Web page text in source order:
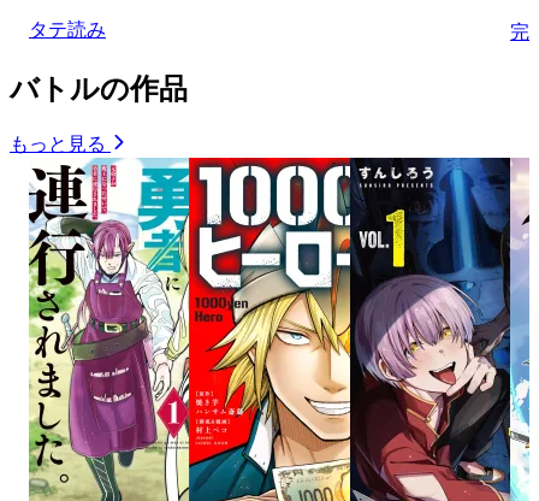
タテ読み 完
バトルの作品
もっと見る